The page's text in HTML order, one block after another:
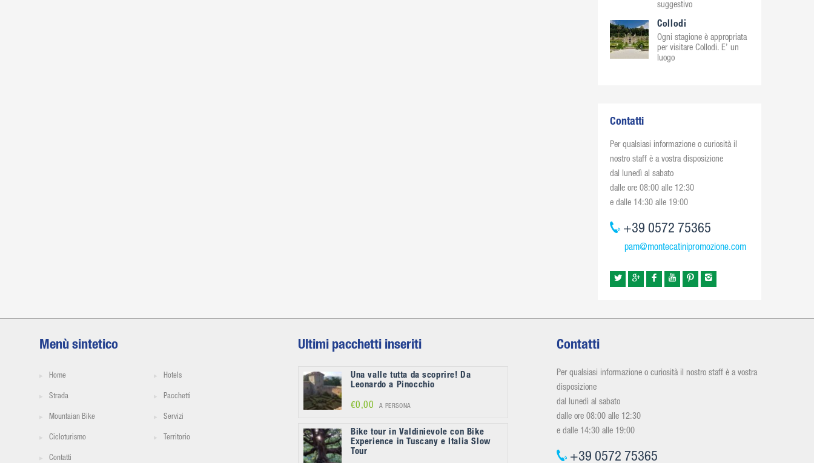
suggestivo
Collodi
Ogni stagione è appropriata
per visitare Collodi. E’ un
luogo
Contatti
Per qualsiasi informazione o curiosità il
nostro staff è a vostra disposizione
dal lunedì al sabato
dalle ore 08:00 alle 12:30
e dalle 14:30 alle 19:00
+39 0572 75365
pam@montecatinipromozione.com
Menù sintetico
Home Hotels
Strada Pacchetti
Mountaian Bike Servizi
Cicloturismo Territorio
Contatti
Ultimi pacchetti inseriti
Una valle tutta da scoprire! Da
Leonardo a Pinocchio
€0,00 A PERSONA
Bike tour in Valdinievole con Bike
Experience in Tuscany e Italia Slow
Tour
Contatti
Per qualsiasi informazione o curiosità il nostro staff è a vostra
disposizione
dal lunedì al sabato
dalle ore 08:00 alle 12:30
e dalle 14:30 alle 19:00
+39 0572 75365